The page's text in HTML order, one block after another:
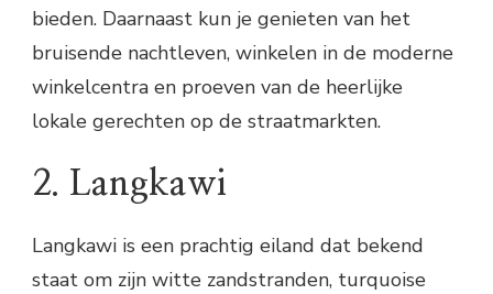
bieden. Daarnaast kun je genieten van het
bruisende nachtleven, winkelen in de moderne
winkelcentra en proeven van de heerlijke
lokale gerechten op de straatmarkten.
2. Langkawi
Langkawi is een prachtig eiland dat bekend
staat om zijn witte zandstranden, turquoise